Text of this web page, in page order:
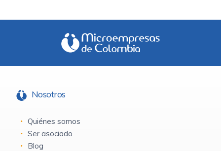
Nosotros
Quiénes somos
Ser asociado
Blog